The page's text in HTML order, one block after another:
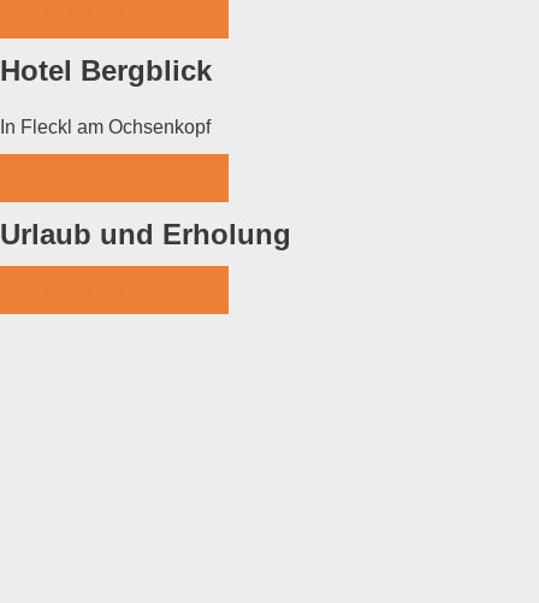
Hotel Bergblick
In Fleckl am Ochsenkopf
Urlaub und Erholung